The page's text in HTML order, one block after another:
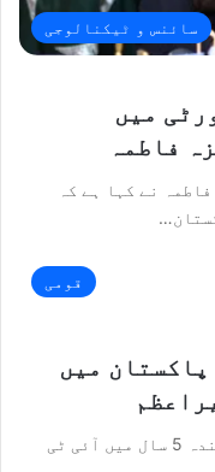
سائنس و ٹیکنالوجی
میں
فاطمہ
نے کہا ہے کہ
قومی
میں
وزیراعظم شہباز شریف نے کہا ہے کہ آئندہ 5 سال میں آئی ٹی